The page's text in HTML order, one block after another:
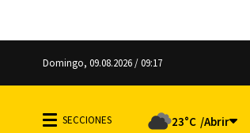
Domingo, 09.08.2026 / 09:17
23°C